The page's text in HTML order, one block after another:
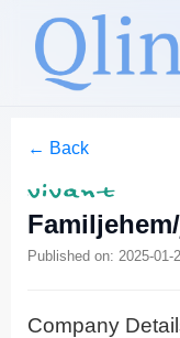
← Back
Published on: 2025-
Company